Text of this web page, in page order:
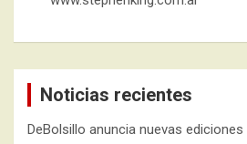
Noticias recientes
DeBolsillo anuncia nuevas ediciones